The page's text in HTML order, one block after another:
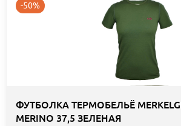
-50%
ФУТБОЛКА ТЕРМОБЕЛЬЁ
MERINO 37,5 ЗЕЛЕНАЯ